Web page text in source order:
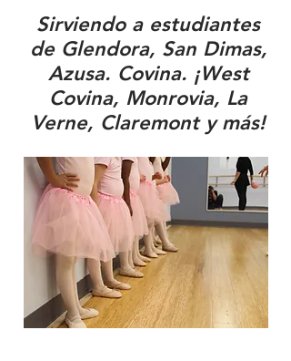
Sirviendo a estudiantes
de Glendora, San Dimas,
Azusa. Covina. ¡West
Covina, Monrovia, La
Verne, Claremont y más!